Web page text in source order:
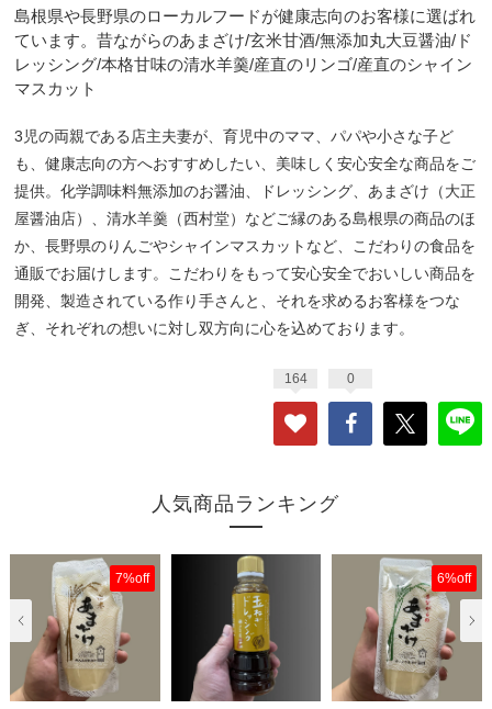
島根県や長野県のローカルフードが健康志向のお客様に選ばれ
ています。昔ながらのあまざけ/玄米甘酒/無添加丸大豆醤油/ド
レッシング/本格甘味の清水羊羹/産直のリンゴ/産直のシャイン
マスカット
3児の両親である店主夫妻が、育児中のママ、パパや小さな子ど
も、健康志向の方へおすすめしたい、美味しく安心安全な商品をご
提供。化学調味料無添加のお醤油、ドレッシング、あまざけ（大正
屋醤油店）、清水羊羹（西村堂）などご縁のある島根県の商品のほ
か、長野県のりんごやシャインマスカットなど、こだわりの食品を
通販でお届けします。こだわりをもって安心安全でおいしい商品を
開発、製造されている作り手さんと、それを求めるお客様をつな
ぎ、それぞれの想いに対し双方向に心を込めております。
164 0
人気商品ランキング
7%off 6%off